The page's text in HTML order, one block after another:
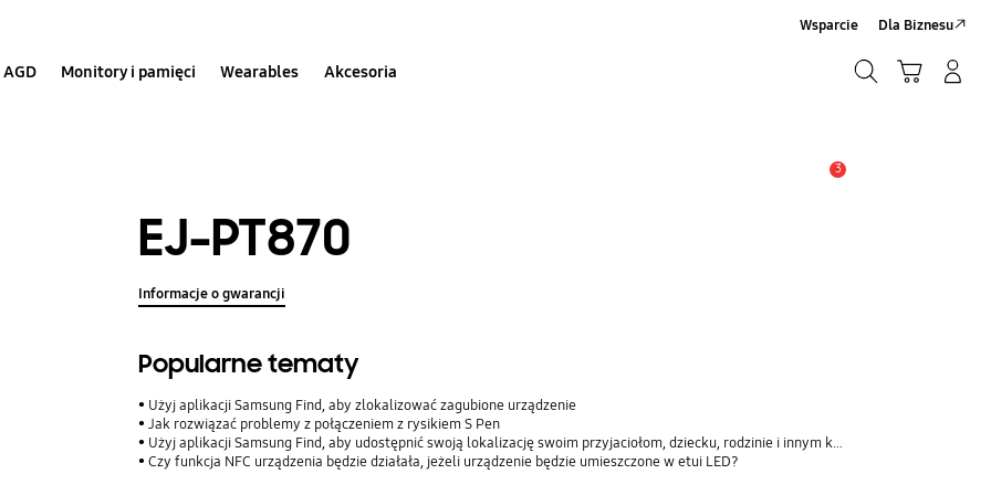
AGD Monitory i pamięci Wearables Akcesoria
Wsparcie Dla Biznesu
3
EJ-PT870
Informacje o gwarancji
Popularne tematy
Użyj aplikacji Samsung Find, aby zlokalizować zagubione urządzenie
Jak rozwiązać problemy z połączeniem z rysikiem S Pen
Użyj aplikacji Samsung Find, aby udostępnić swoją lokalizację swoim przyjaciołom, dziecku, rodzinie i innym kontaktom
Czy funkcja NFC urządzenia będzie działała, jeżeli urządzenie będzie umieszczone w etui LED?